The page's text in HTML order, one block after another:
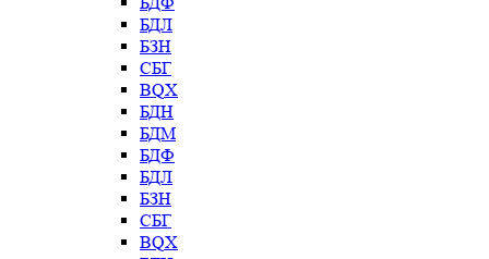
БДЛ
БЗН
СБГ
BQX
БДН
БДМ
БДФ
БДЛ
БЗН
СБГ
BQX